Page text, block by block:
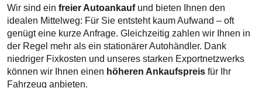
Wir sind ein freier Autoankaufund bieten Ihnen den
idealen Mittelweg: Für Sie entsteht kaum Aufwand – oft
genügt eine kurze Anfrage. Gleichzeitig zahlen wir Ihnen in
der Regel mehr als ein stationärer Autohändler. Dank
niedriger Fixkosten und unseres starken Exportnetzwerks
können wir Ihnen einen höheren Ankaufspreis für Ihr
Fahrzeug anbieten.